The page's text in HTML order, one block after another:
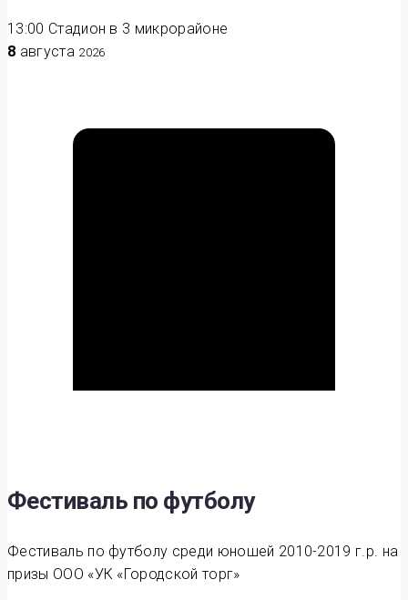
13:00 Стадион в 3 микрорайоне
8 августа 2026
Фестиваль по футболу
Фестиваль по футболу среди юношей 2010-2019 г.р. на
призы ООО «УК «Городской торг»